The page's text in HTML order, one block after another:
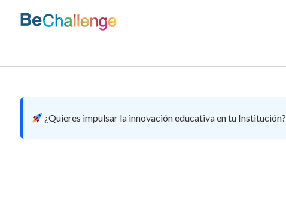
¿Quieres impulsar la innovación educativa en tu Institución?